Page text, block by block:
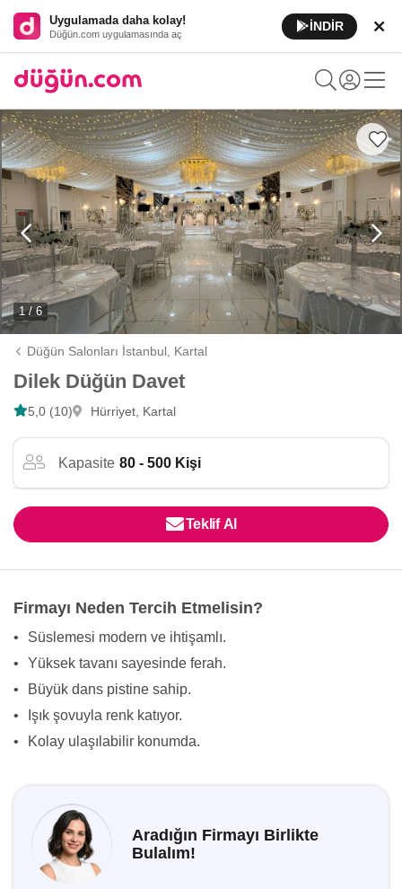
Uygulamada daha kolay!
Düğün.com uygulamasında aç
İNDİR
1 / 6
Düğün Salonları İstanbul, Kartal
Dilek Düğün Davet
5,0 (10) Hürriyet, Kartal
Kapasite 80 - 500 Kişi
Teklif Al
Firmayı Neden Tercih Etmelisin?
•
Süslemesi modern ve ihtişamlı.
•
Yüksek tavanı sayesinde ferah.
•
Büyük dans pistine sahip.
•
Işık şovuyla renk katıyor.
•
Kolay ulaşılabilir konumda.
Aradığın Firmayı Birlikte
Bulalım!